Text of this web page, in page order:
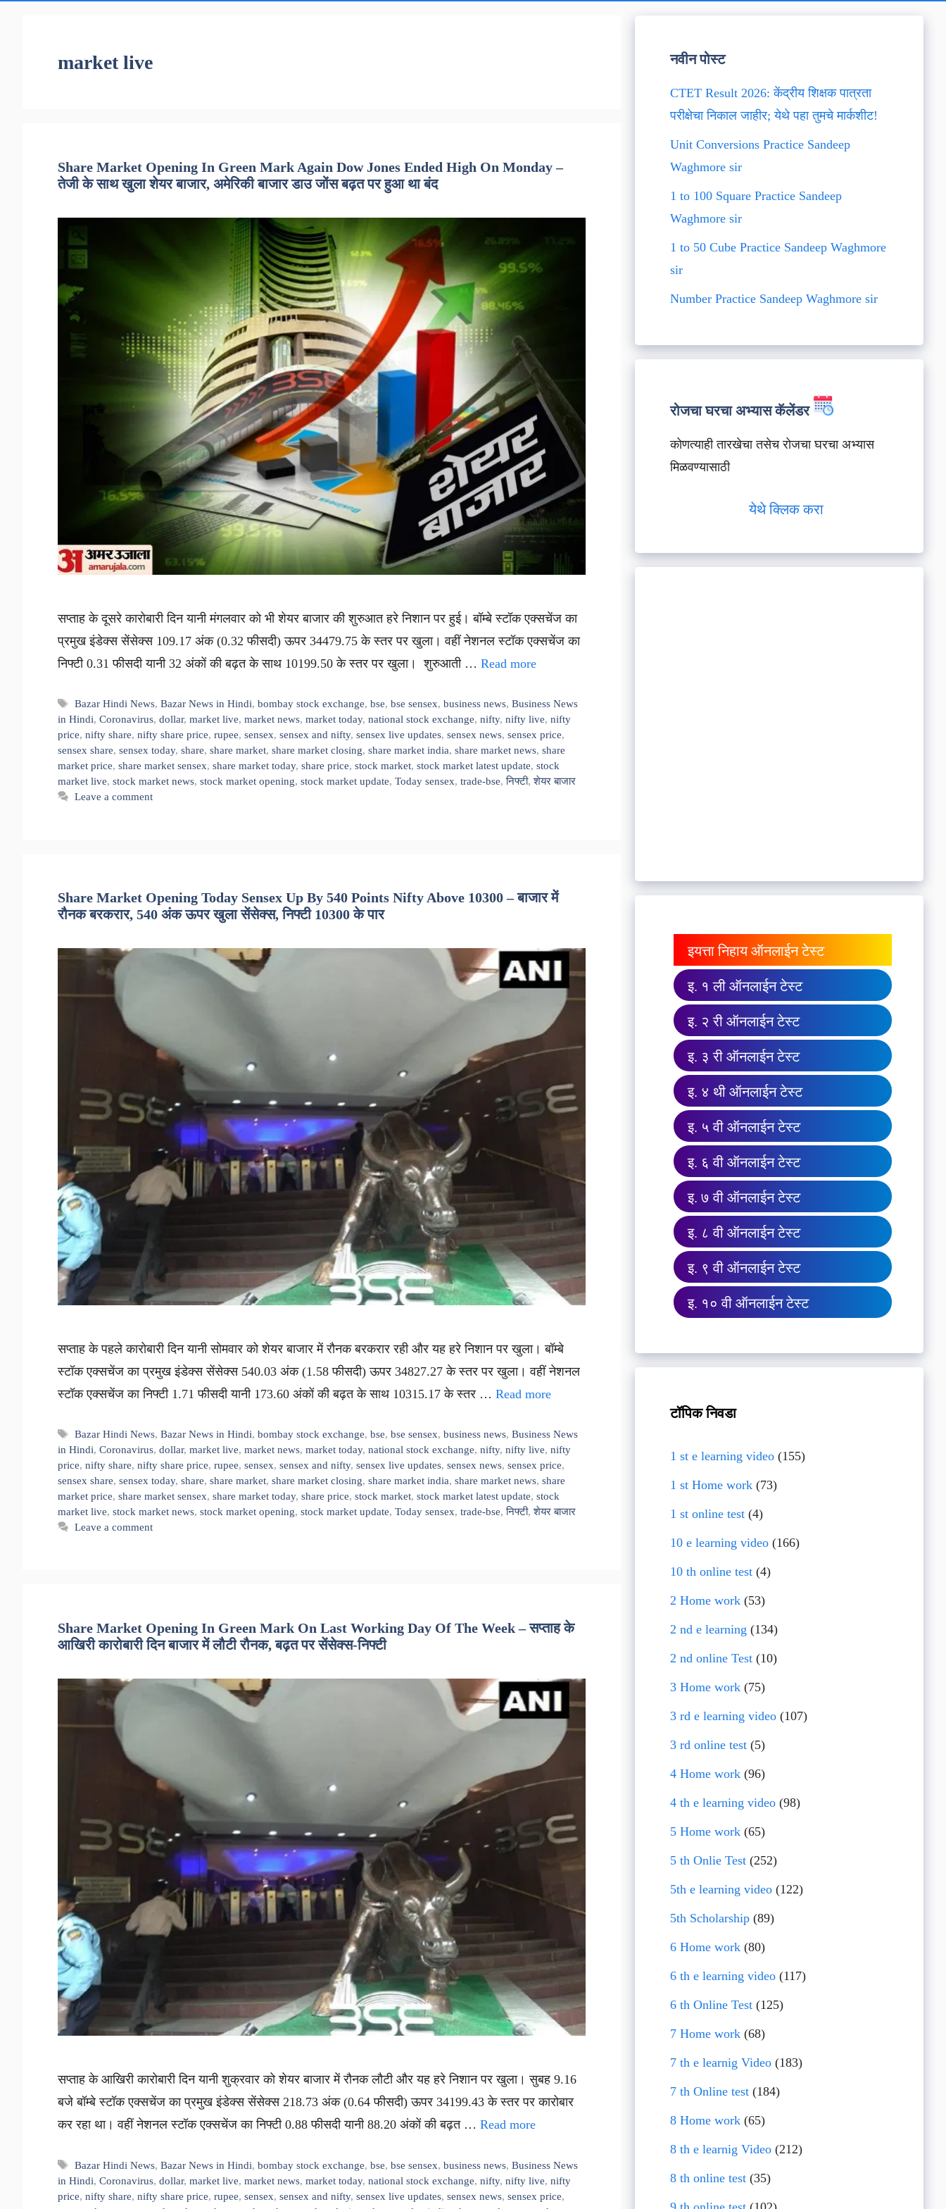
market live
Share Market Opening In Green Mark Again Dow Jones Ended High On Monday –
तेजी के साथ खुला शेयर बाजार, अमेरिकी बाजार डाउ जोंस बढ़त पर हुआ था बंद
सप्ताह के दूसरे कारोबारी दिन यानी मंगलवार को भी शेयर बाजार की शुरुआत हरे निशान पर हुई। बॉम्बे स्टॉक एक्सचेंज का
प्रमुख इंडेक्स सेंसेक्स 109.17 अंक (0.32 फीसदी) ऊपर 34479.75 के स्तर पर खुला। वहीं नेशनल स्टॉक एक्सचेंज का
निफ्टी 0.31 फीसदी यानी 32 अंकों की बढ़त के साथ 10199.50 के स्तर पर खुला। शुरुआती … Read more
Tags
Bazar Hindi News,Bazar News in Hindi,bombay stock exchange,bse,bse sensex,business news,Business News
in Hindi, Coronavirus, dollar, market live, market news, market today, national stock exchange, nifty, nifty live, nifty
price, nifty share, nifty share price, rupee, sensex, sensex and nifty, sensex live updates, sensex news, sensex price,
sensex share, sensex today, share, share market, share market closing, share market india, share market news, share
market price, share market sensex, share market today, share price, stock market, stock market latest update, stock
market live, stock market news, stock market opening, stock market update, Today sensex, trade-bse,निफ्टी,शेयर बाजार
Leave a comment
Share Market Opening Today Sensex Up By 540 Points Nifty Above 10300 – बाजार में
रौनक बरकरार, 540 अंक ऊपर खुला सेंसेक्स, निफ्टी 10300 के पार
सप्ताह के पहले कारोबारी दिन यानी सोमवार को शेयर बाजार में रौनक बरकरार रही और यह हरे निशान पर खुला। बॉम्बे
स्टॉक एक्सचेंज का प्रमुख इंडेक्स सेंसेक्स 540.03 अंक (1.58 फीसदी) ऊपर 34827.27 के स्तर पर खुला। वहीं नेशनल
स्टॉक एक्सचेंज का निफ्टी 1.71 फीसदी यानी 173.60 अंकों की बढ़त के साथ 10315.17 के स्तर … Read more
Tags
Bazar Hindi News,Bazar News in Hindi,bombay stock exchange,bse,bse sensex,business news,Business News
in Hindi, Coronavirus, dollar, market live, market news, market today, national stock exchange, nifty, nifty live, nifty
price, nifty share, nifty share price, rupee, sensex, sensex and nifty, sensex live updates, sensex news, sensex price,
sensex share, sensex today, share, share market, share market closing, share market india, share market news, share
market price, share market sensex, share market today, share price, stock market, stock market latest update, stock
market live, stock market news, stock market opening, stock market update, Today sensex, trade-bse,निफ्टी,शेयर बाजार
Leave a comment
Share Market Opening In Green Mark On Last Working Day Of The Week – सप्ताह के
आखिरी कारोबारी दिन बाजार में लौटी रौनक, बढ़त पर सेंसेक्स-निफ्टी
सप्ताह के आखिरी कारोबारी दिन यानी शुक्रवार को शेयर बाजार में रौनक लौटी और यह हरे निशान पर खुला। सुबह 9.16
बजे बॉम्बे स्टॉक एक्सचेंज का प्रमुख इंडेक्स सेंसेक्स 218.73 अंक (0.64 फीसदी) ऊपर 34199.43 के स्तर पर कारोबार
कर रहा था। वहीं नेशनल स्टॉक एक्सचेंज का निफ्टी 0.88 फीसदी यानी 88.20 अंकों की बढ़त … Read more
Tags
Bazar Hindi News,Bazar News in Hindi,bombay stock exchange,bse,bse sensex,business news,Business News
in Hindi, Coronavirus, dollar, market live, market news, market today, national stock exchange, nifty, nifty live, nifty
price, nifty share, nifty share price, rupee, sensex, sensex and nifty, sensex live updates, sensex news, sensex price,
नवीन पोस्ट
CTET Result 2026: केंद्रीय शिक्षक पात्रता
परीक्षेचा निकाल जाहीर; येथे पहा तुमचे मार्कशीट!
Unit Conversions Practice Sandeep
Waghmore sir
1 to 100 Square Practice Sandeep
Waghmore sir
1 to 50 Cube Practice Sandeep Waghmore
sir
Number Practice Sandeep Waghmore sir
रोजचा घरचा अभ्यास कॅलेंडर
कोणत्याही तारखेचा तसेच रोजचा घरचा अभ्यास
मिळवण्यासाठी
येथे क्लिक करा
इयत्ता निहाय ऑनलाईन टेस्ट
इ. १ ली ऑनलाईन टेस्ट
इ. २ री ऑनलाईन टेस्ट
इ. ३ री ऑनलाईन टेस्ट
इ. ४ थी ऑनलाईन टेस्ट
इ. ५ वी ऑनलाईन टेस्ट
इ. ६ वी ऑनलाईन टेस्ट
इ. ७ वी ऑनलाईन टेस्ट
इ. ८ वी ऑनलाईन टेस्ट
इ. ९ वी ऑनलाईन टेस्ट
इ. १० वी ऑनलाईन टेस्ट
टॉपिक निवडा
1 st e learning video(155)
1 st Home work(73)
1 st online test(4)
10 e learning video(166)
10 th online test(4)
2 Home work(53)
2 nd e learning (134)
2 nd online Test(10)
3 Home work(75)
3 rd e learning video(107)
3 rd online test(5)
4 Home work(96)
4 th e learning video(98)
5 Home work(65)
5 th Onlie Test(252)
5th e learning video(122)
5th Scholarship(89)
6 Home work(80)
6 th e learning video(117)
6 th Online Test(125)
7 Home work(68)
7 th e learnig Video(183)
7 th Online test(184)
8 Home work(65)
8 th e learnig Video(212)
8 th online test(35)